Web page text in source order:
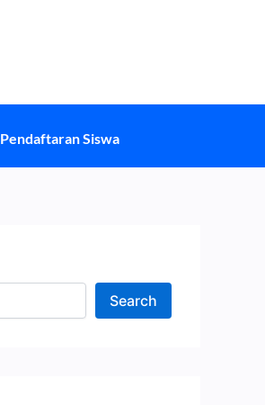
Pendaftaran Siswa
Search